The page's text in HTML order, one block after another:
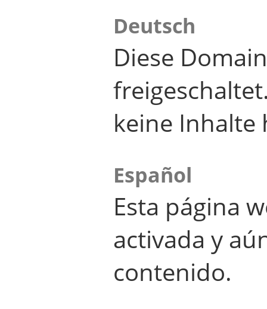
Deutsch
Diese
keine Inhalte
Español
Esta página
activada y
contenido.